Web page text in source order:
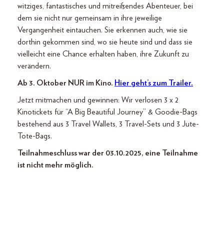
witziges, fantastisches und mitreißendes Abenteuer, bei
dem sie nicht nur gemeinsam in ihre jeweilige
Vergangenheit eintauchen. Sie erkennen auch, wie sie
dorthin gekommen sind, wo sie heute sind und dass sie
vielleicht eine Chance erhalten haben, ihre Zukunft zu
verändern.
Ab 3. Oktober NUR im Kino. Hier geht’s zum Trailer.
Jetzt mitmachen und gewinnen: Wir verlosen 3 x 2
Kinotickets für “A Big Beautiful Journey” & Goodie-Bags
bestehend aus 3 Travel Wallets, 3 Travel-Sets und 3 Jute-
Tote-Bags.
Teilnahmeschluss war der 03.10.2025, eine Teilnahme
ist nicht mehr möglich.